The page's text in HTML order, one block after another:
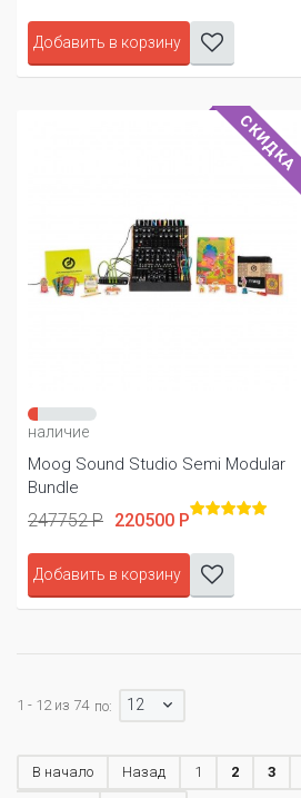
Добавить в корзину
СКИДКА
наличие
Moog Sound Studio Semi Modular
Bundle
247752 Р 220500 Р
Добавить в корзину
1 - 12 из 74 по: 12
В начало Назад 1 2 3